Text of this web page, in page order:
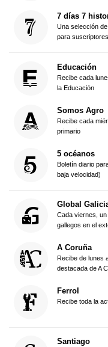
7 días 7
Una selección
para suscriptores
Educación
Recibe cada
la Educación
Somos Agro
Recibe cada
primario
5 océanos
Boletín diario
baja velocidad)
Global
Cada viernes,
gallegos en el
A Coruña
Recibe de lunes
destacada de A
Ferrol
Recibe toda la
Santiago